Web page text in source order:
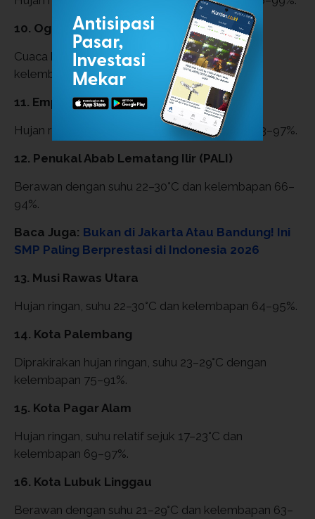
10. Ogan Ilir
Cuaca berawan, suhu berkisar 23–30°C dengan
kelembapan 67–91%.
11. Empat Lawang
Hujan ringan, suhu 20–28°C dan kelembapan 63–97%.
12. Penukal Abab Lematang Ilir (PALI)
Berawan dengan suhu 22–30°C dan kelembapan 66–
94%.
Baca Juga: Bukan di Jakarta Atau Bandung! Ini
SMP Paling Berprestasi di Indonesia 2026
13. Musi Rawas Utara
Hujan ringan, suhu 22–30°C dan kelembapan 64–95%.
14. Kota Palembang
Diprakirakan hujan ringan, suhu 23–29°C dengan
kelembapan 75–91%.
15. Kota Pagar Alam
Hujan ringan, suhu relatif sejuk 17–23°C dan
kelembapan 69–97%.
16. Kota Lubuk Linggau
Berawan dengan suhu 21–29°C dan kelembapan 63–